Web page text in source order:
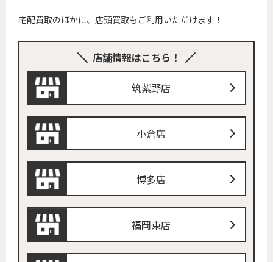
宅配買取のほかに、店頭買取もご利用いただけます！
店舗情報はこちら！
筑紫野店
小倉店
博多店
福岡東店